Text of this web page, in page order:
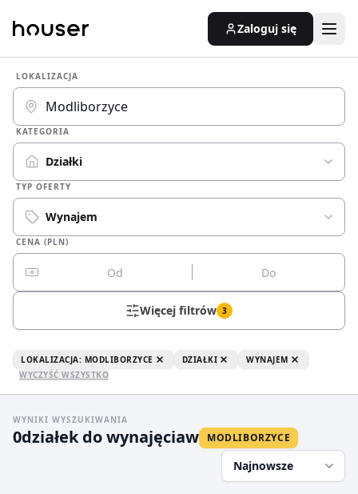
Zaloguj się
LOKALIZACJA
KATEGORIA
Działki
TYP OFERTY
Wynajem
CENA (PLN)
Więcej filtrów 3
LOKALIZACJA: MODLIBORZYCE DZIAŁKI
WYNAJEM
WYCZYŚĆ WSZYSTKO
WYNIKI WYSZUKIWANIA
0działek do wynajęciaw MODLIBORZYCE
Najnowsze